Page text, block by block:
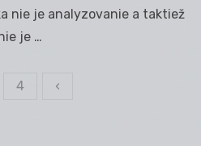
nie je analyzovanie a taktiež
je …
4 ‹